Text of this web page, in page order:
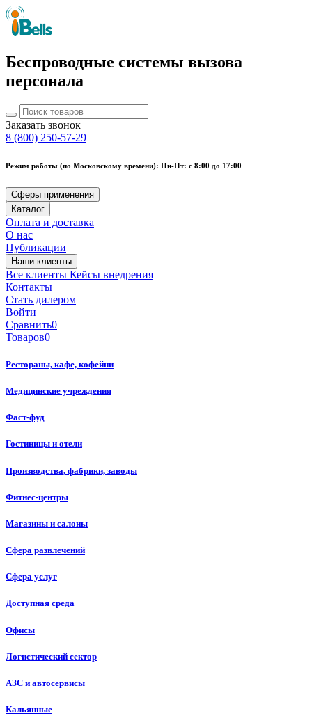
Беспроводные системы вызова
персонала
Заказать звонок
8 (800) 250-57-29
Режим работы (по Московскому времени): Пн-Пт: с 8:00 до 17:00
Сферы применения
Каталог
Оплата и доставка
О нас
Публикации
Наши клиенты
Все клиенты Кейсы внедрения
Контакты
Стать дилером
Войти
Сравнить0
Товаров0
Рестораны, кафе, кофейни
Медицинские учреждения
Фаст-фуд
Гостиницы и отели
Производства, фабрики, заводы
Фитнес-центры
Магазины и салоны
Сфера развлечений
Сфера услуг
Доступная среда
Офисы
Логистический сектор
АЗС и автосервисы
Кальянные